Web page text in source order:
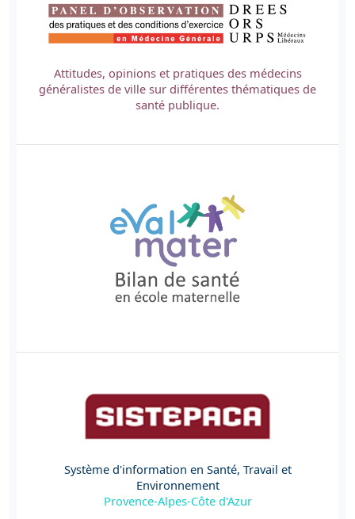
Attitudes, opinions et pratiques des médecins
généralistes de ville sur différentes thématiques de
santé publique.
Système d'information en Santé, Travail et
Environnement
Provence-Alpes-Côte d'Azur